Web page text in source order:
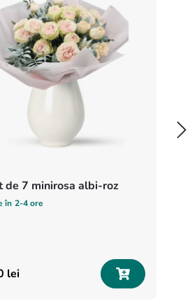
de 7 minirosa albi-roz
în 2-4 ore
lei